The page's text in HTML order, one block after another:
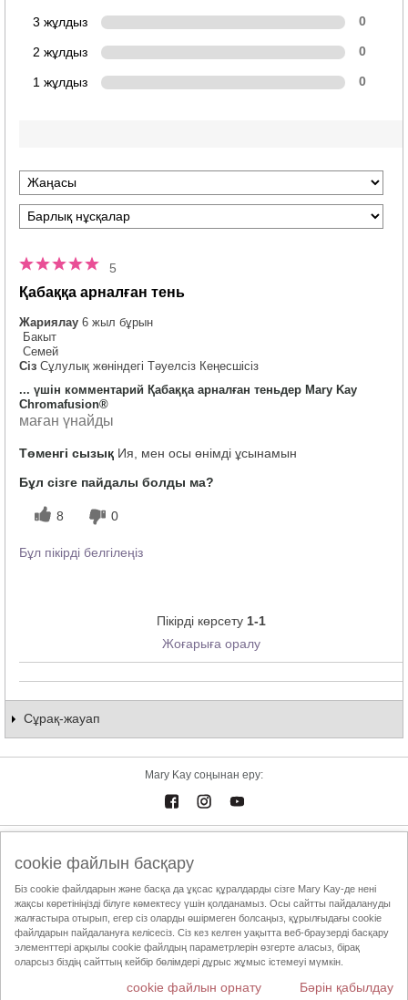
3 жұлдыз 0
2 жұлдыз 0
1 жұлдыз 0
5
Қабаққа арналған тень
Жариялау 6 жыл бұрын
Бакыт
Семей
Сіз Сұлулық жөніндегі Тәуелсіз Кеңесшісіз
... үшін комментарий Қабаққа арналған теньдер Mary Kay
Chromafusion®
маған үнайды
Төменгі сызық Ия, мен осы өнімді ұсынамын
Бұл сізге пайдалы болды ма?
8 0
Бұл пікірді белгілеңіз
Пікірді көрсету 1-1
Жоғарыға оралу
Сұрақ-жауап
Mary Kay соңынан еру:
Пайдалану шарттары Жеткізу және төлем
Mary Kay InTouch
Құпиялылық саясаты
Сұлулық жөніндегі Тәуелсіз Кеңесшіні табу
ҚТСА этика кодексі
Елді ауыстыру
cookie файлын басқару
Біз cookie файлдарын және басқа да ұқсас құралдарды сізге Mary Kay-де нені
жақсы көретініңізді білуге көмектесу үшін қолданамыз. Осы сайтты пайдалануды
жалғастыра отырып, егер сіз оларды өшірмеген болсаңыз, құрылғыдағы cookie
файлдарын пайдалануға келісесіз. Сіз кез келген уақытта веб-браузерді басқару
элементтері арқылы cookie файлдың параметрлерін өзгерте аласыз, бірақ
оларсыз біздің сайттың кейбір бөлімдері дұрыс жұмыс істемеуі мүмкін.
Бәрін қабылдау
cookie файлын орнату